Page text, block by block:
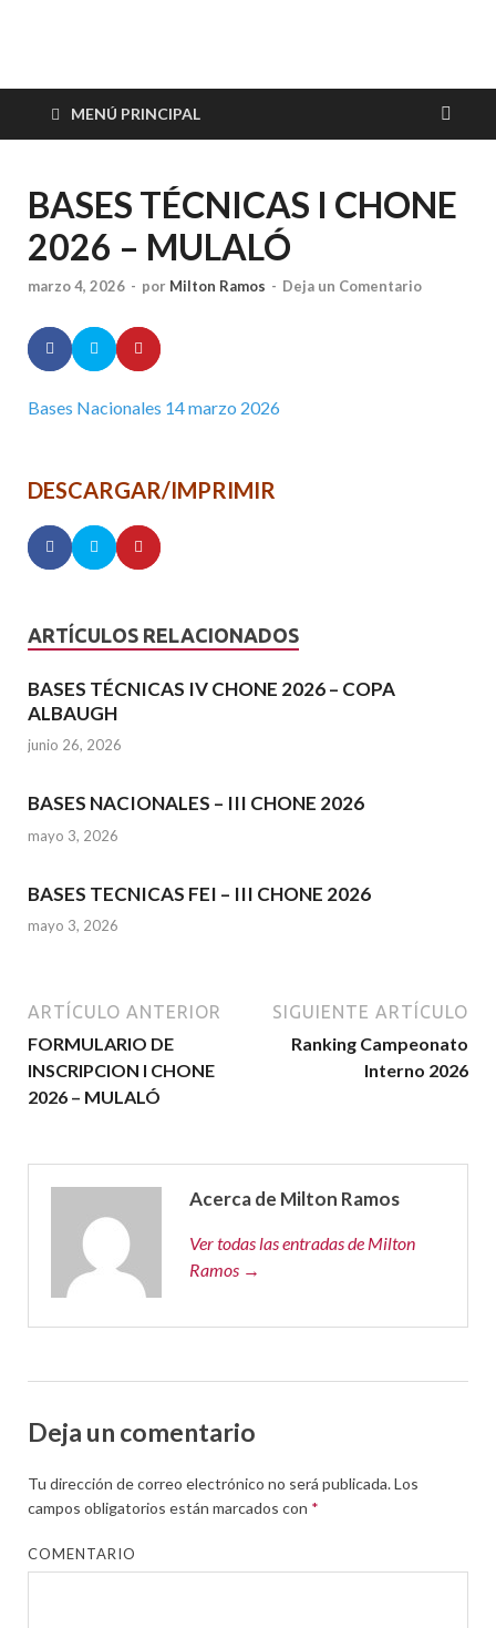
Endurance Ecuador
MENÚ PRINCIPAL
BASES TÉCNICAS I CHONE
2026 – MULALÓ
marzo 4, 2026 - por Milton Ramos - Deja un Comentario
Bases Nacionales 14 marzo 2026
DESCARGAR/IMPRIMIR
ARTÍCULOS RELACIONADOS
BASES TÉCNICAS IV CHONE 2026 – COPA
ALBAUGH
junio 26, 2026
BASES NACIONALES – III CHONE 2026
mayo 3, 2026
BASES TECNICAS FEI – III CHONE 2026
mayo 3, 2026
ARTÍCULO ANTERIOR
FORMULARIO DE
INSCRIPCION I CHONE
2026 – MULALÓ
SIGUIENTE ARTÍCULO
Ranking Campeonato
Interno 2026
Acerca de Milton Ramos
Ver todas las entradas de Milton
Ramos →
Deja un comentario
Tu dirección de correo electrónico no será publicada.Los
campos obligatorios están marcados con *
COMENTARIO